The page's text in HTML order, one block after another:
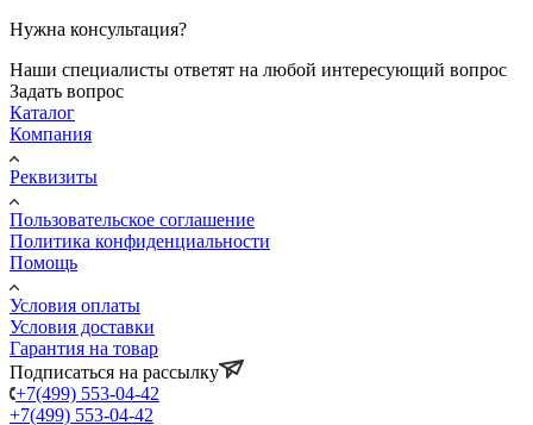
Нужна консультация?
Наши специалисты ответят на любой интересующий вопрос
Задать вопрос
Каталог
Компания
Реквизиты
Пользовательское соглашение
Политика конфиденциальности
Помощь
Условия оплаты
Условия доставки
Гарантия на товар
Подписаться на рассылку
+7(499) 553-04-42
+7(499) 553-04-42